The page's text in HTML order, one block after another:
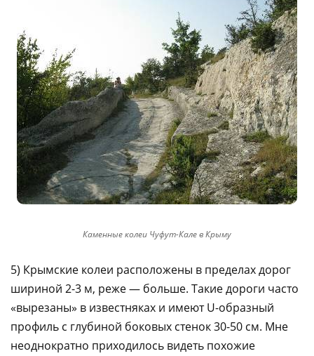
Каменные колеи Чуфут-Кале в Крыму
5) Крымские колеи расположены в пределах дорог
шириной 2-3 м, реже — больше. Такие дороги часто
«вырезаны» в известняках и имеют U-образный
профиль с глубиной боковых стенок 30-50 см. Мне
неоднократно приходилось видеть похожие